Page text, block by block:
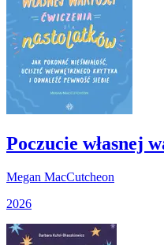
Poczucie własnej
Megan MacCutcheon
2026